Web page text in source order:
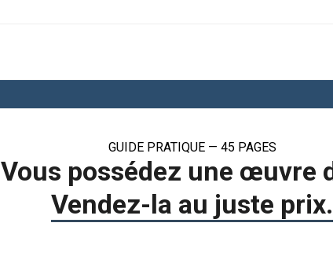
GUIDE PRATIQUE — 45 PAGES
Vous possédez une œuvre
Vendez-la au juste prix.